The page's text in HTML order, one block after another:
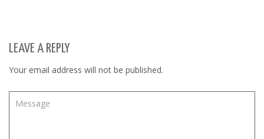
LEAVE A REPLY
Your email address will not be published.